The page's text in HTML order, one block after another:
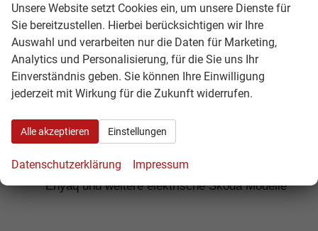
Für Pendler:Skoda Fabia, Scala, Octavia
und Kamiq
Für Vielfahrer:Skoda Octavia, Superb und
Diesel- oder Automatikmodelle
Für SUV-Fans:Skoda Kamiq, Karoq, Kodiaq
und Enyaq
Für Elektroauto-Interessenten:
Enyaq und weitere elektrische Skoda Modelle
Unsere Website setzt Cookies ein, um unsere Dienste für
Sie bereitzustellen. Hierbei berücksichtigen wir Ihre
Auswahl und verarbeiten nur die Daten für Marketing,
Analytics und Personalisierung, für die Sie uns Ihr
Einverständnis geben. Sie können Ihre Einwilligung
jederzeit mit Wirkung für die Zukunft widerrufen.
Alle akzeptieren Einstellungen
Datenschutzerklärung Impressum